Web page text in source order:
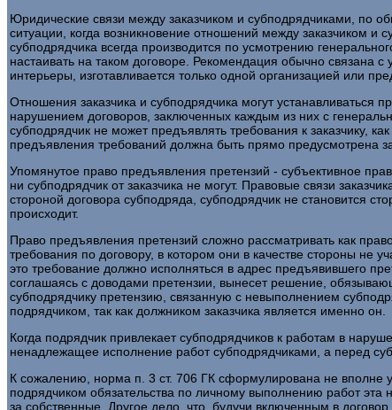
Юридические связи между заказчиком и субподрядчиками, по
ситуации, когда возникновение отношений между заказчиком
субподрядчика всегда производится по усмотрению
настаивать на таком договоре. Рекомендация обычно связана
интерьеры, изготавливается только одной организацией или
Отношения заказчика и субподрядчика могут
нарушением договоров, заключенных каждым из них с
субподрядчик не может предъявлять требования к заказчику,
предъявления требований должна быть прямо предусмотрена
Упомянутое право предъявления претензий - субъективное
ни субподрядчик от заказчика не могут. Правовые связи
стороной договора субподряда, субподрядчик не становится
происходит.
Право предъявления претензий сложно рассматривать как
требования по договору, в котором они в качестве стороны не
это требование должно исполняться в адрес предъявившего
соглашаясь с доводами претензии, вынесет решение,
субподрядчику претензию, связанную с невыполнением
подрядчиком, так как должником заказчика является именно он.
Когда подрядчик привлекает субподрядчиков к работам в
ненадлежащее исполнение работ субподрядчиками, а перед
К сожалению, норма п. 3 ст. 706 ГК сформулирована не вполне
подрядчиком обязательства по личному выполнению работ эта
за собственные. Другое дело, что, будучи включенным в